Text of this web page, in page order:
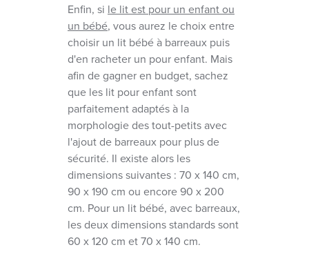
Enfin, si le lit est pour un enfant ou
un bébé, vous aurez le choix entre
choisir un lit bébé à barreaux puis
d'en racheter un pour enfant. Mais
afin de gagner en budget, sachez
que les lit pour enfant sont
parfaitement adaptés à la
morphologie des tout-petits avec
l'ajout de barreaux pour plus de
sécurité. Il existe alors les
dimensions suivantes : 70 x 140 cm,
90 x 190 cm ou encore 90 x 200
cm. Pour un lit bébé, avec barreaux,
les deux dimensions standards sont
60 x 120 cm et 70 x 140 cm.